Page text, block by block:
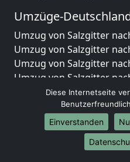
Umzüge-
Umzug von Salzgitter
Umzug von Salzgitter
Umzug von Salzgitter
Umzug von Salzgitter
Umzug von Salzgitter
Umzug von Salzgitter
Umzug von Salzgitter
Umzug von Salzgitter
Umzug von Salzgitter
Diese Internetseite
Einverstanden